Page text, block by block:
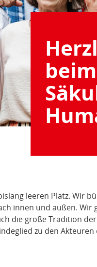
leeren Platz. Wir
innen und außen. Wir
die große Tradition
zu den Akteuren